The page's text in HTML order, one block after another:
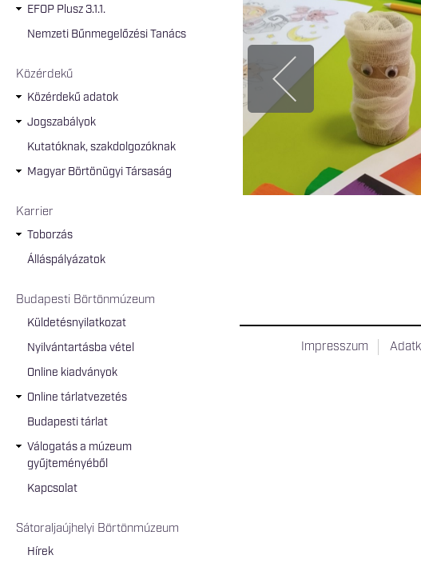
EFOP Plusz 3.1.1.
Nemzeti Bűnmegelőzési Tanács
Közérdekű
Közérdekű adatok
Jogszabályok
Kutatóknak, szakdolgozóknak
Magyar Börtönügyi Társaság
Karrier
Toborzás
Álláspályázatok
Budapesti Börtönmúzeum
Küldetésnyilatkozat
Nyilvántartásba vétel
Online kiadványok
Online tárlatvezetés
Budapesti tárlat
Válogatás a múzeum
gyűjteményéből
Kapcsolat
Sátoraljaújhelyi Börtönmúzeum
Hírek
Impresszum